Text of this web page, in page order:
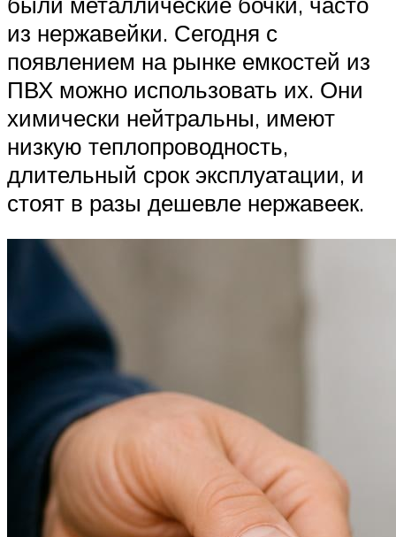
из нержавейки. Сегодня с
появлением на рынке емкостей из
ПВХ можно использовать их. Они
химически нейтральны, имеют
низкую теплопроводность,
длительный срок эксплуатации, и
стоят в разы дешевле нержавеек.